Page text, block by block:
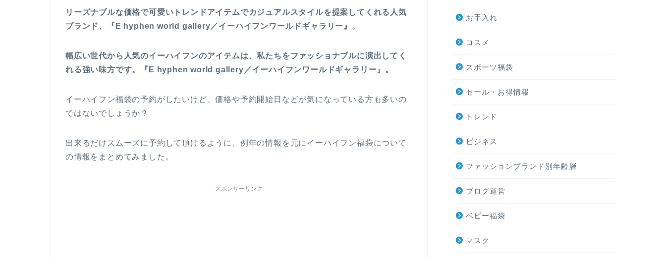
リーズナブルな価格で可愛いトレンドアイテムでカジュアルスタイルを提案してくれる人気
ブランド、『E hyphen world gallery／イーハイフンワールドギャラリー』。
幅広い世代から人気のイーハイフンのアイテムは、私たちをファッショナブルに演出してく
れる強い味方です。『E hyphen world gallery／イーハイフンワールドギャラリー』。
イーハイフン福袋の予約がしたいけど、価格や予約開始日などが気になっている方も多いの
ではないでしょうか？
出来るだけスムーズに予約して頂けるように、例年の情報を元にイーハイフン福袋について
の情報をまとめてみました。
スポンサーリンク
お手入れ
コスメ
スポーツ福袋
セール・お得情報
トレンド
ビジネス
ファッションブランド別年齢層
ブログ運営
ベビー福袋
マスク